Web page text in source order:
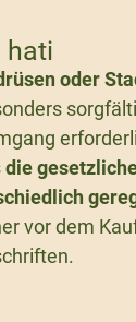
hati
oder
die
vor dem